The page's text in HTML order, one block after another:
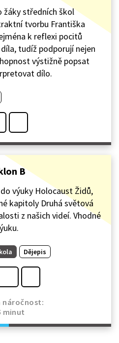
žáky středních škol
tvorbu Františka
k reflexi pocitů
tudíž podporují nejen
výstižně popsat
dílo.
B
výuky Holocaust Židů,
kapitoly Druhá světová
z našich videí. Vhodné
Dějepis
náročnost:
minut